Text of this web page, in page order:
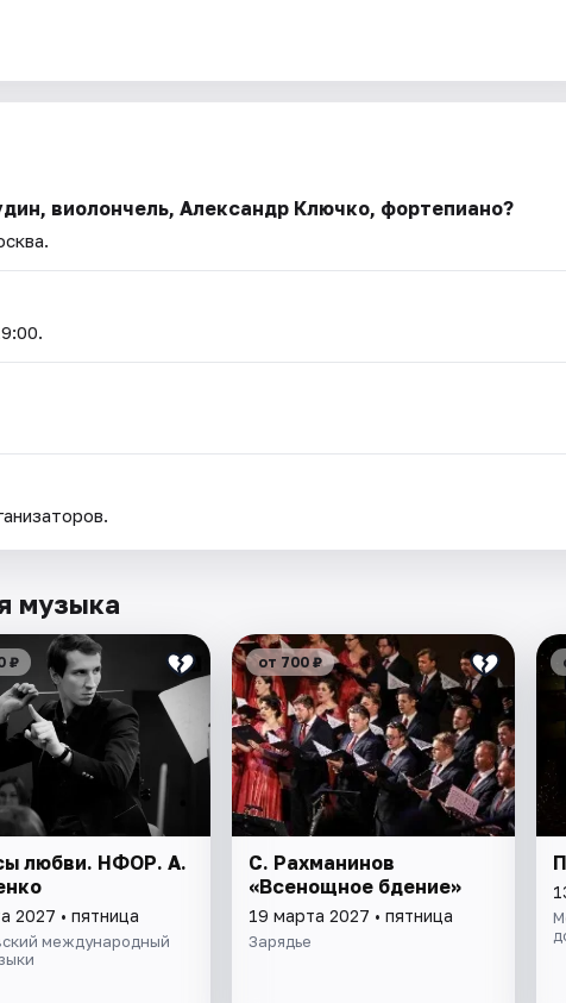
виолончель, Александр Ключко, фортепиано?
музыка
₽
любви. НФОР. А.
2027 • пятница
международный
от 700 ₽
С. Рахманинов
«Всенощное бдение»
19 марта 2027 • пятница
Зарядье